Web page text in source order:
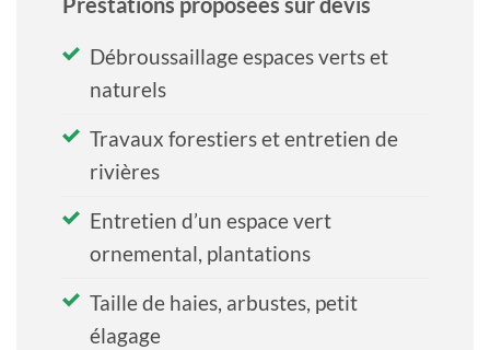
Débroussaillage espaces verts et
naturels
Travaux forestiers et entretien de
rivières
Entretien d’un espace vert
ornemental, plantations
Taille de haies, arbustes, petit
élagage